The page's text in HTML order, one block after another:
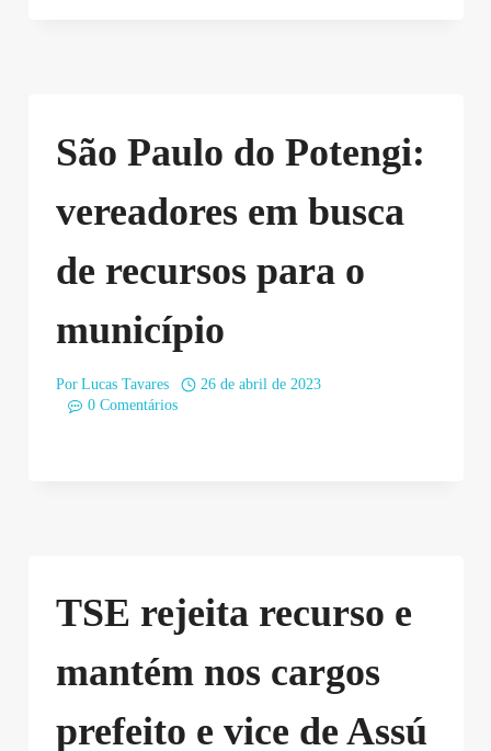
São Paulo do Potengi:
vereadores em busca
de recursos para o
município
Por Lucas Tavares
26 de abril de 2023
0 Comentários
TSE rejeita recurso e
mantém nos cargos
prefeito e vice de Assú